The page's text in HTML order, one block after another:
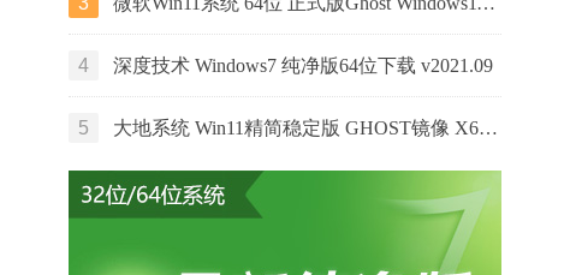
4 深度技术 Windows7 纯净版64位下载 v2021.09
5 大地系统 Win11精简稳定版 GHOST镜像 X64位 V2022.06下载